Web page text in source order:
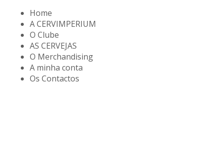
Home
A CERVIMPERIUM
O Clube
AS CERVEJAS
O Merchandising
A minha conta
Os Contactos